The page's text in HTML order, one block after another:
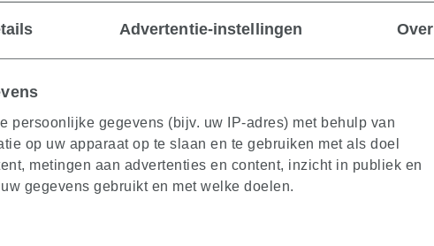
Advertentie-instellingen Over
persoonlijke gegevens (bijv. uw IP-adres) met behulp van
op uw apparaat op te slaan en te gebruiken met als doel
metingen aan advertenties en content, inzicht in publiek en
gegevens gebruikt en met welke doelen.